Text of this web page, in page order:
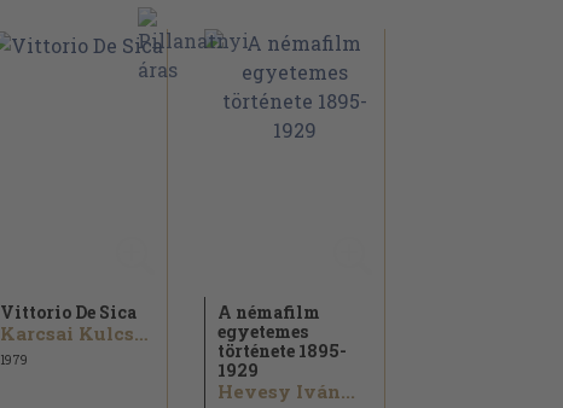
Vittorio De Sica
Karcsai Kulcsár István
1979
A némafilm
egyetemes
története 1895-
1929
Hevesy Iván...